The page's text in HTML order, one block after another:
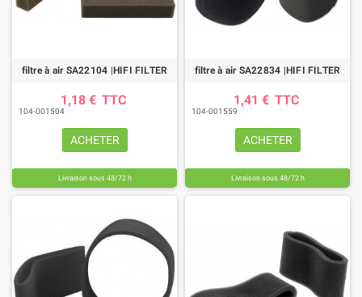
filtre à air SA22104 |HIFI FILTER
1,18 € TTC
104-001504
ACHETER
Livraison sous 48/72 h
filtre à air SA22834 |HIFI FILTER
1,41 € TTC
104-001559
ACHETER
Livraison sous 48/72 h